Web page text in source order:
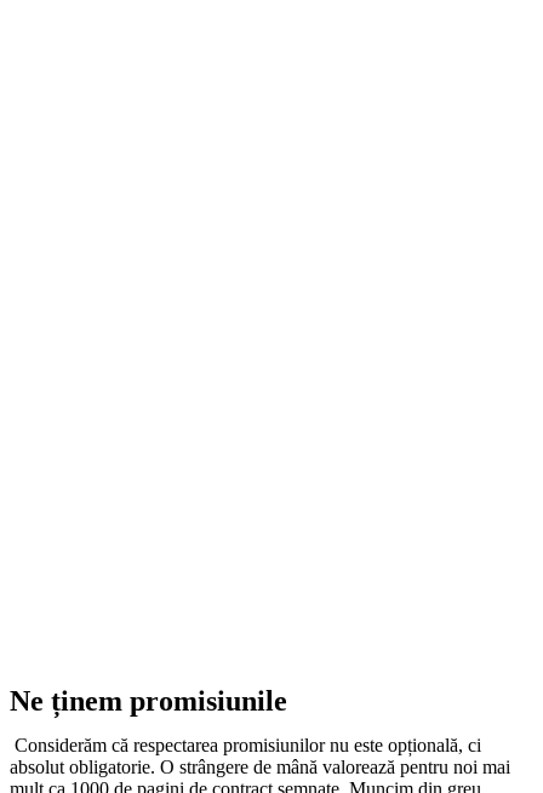
Ne ținem promisiunile
Considerăm că respectarea promisiunilor nu este opțională, ci
absolut obligatorie. O strângere de mână valorează pentru noi mai